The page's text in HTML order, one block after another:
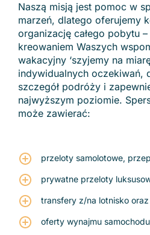
Naszą misją jest pomoc w
marzeń, dlatego oferujemy
organizację całego pobytu
kreowaniem Waszych
wakacyjny ‘szyjemy na
indywidualnych oczekiwań,
szczegół podróży i
najwyższym poziomie.
może zawierać:
przeloty samolotowe,
prywatne przeloty
transfery z/na lotnisko
oferty wynajmu